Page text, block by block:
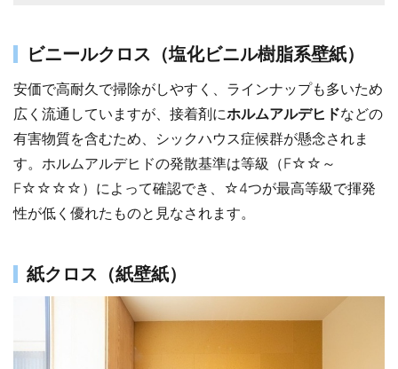
ビニールクロス（塩化ビニル樹脂系壁紙）
安価で高耐久で掃除がしやすく、ラインナップも多いため
広く流通していますが、接着剤にホルムアルデヒドなどの
有害物質を含むため、シックハウス症候群が懸念されま
す。ホルムアルデヒドの発散基準は等級（F☆☆～
F☆☆☆☆）によって確認でき、☆4つが最高等級で揮発
性が低く優れたものと見なされます。
紙クロス（紙壁紙）